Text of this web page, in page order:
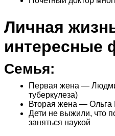
Личная
интересные
Семья:
Первая жена —
туберкулеза)
Вторая жена — Ольга
Дети не выжили, что
заняться наукой